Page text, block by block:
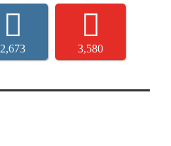
2,673 3,580